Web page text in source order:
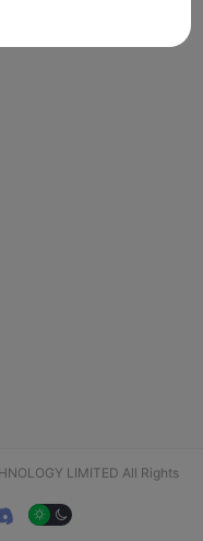
LIMITED All Rights